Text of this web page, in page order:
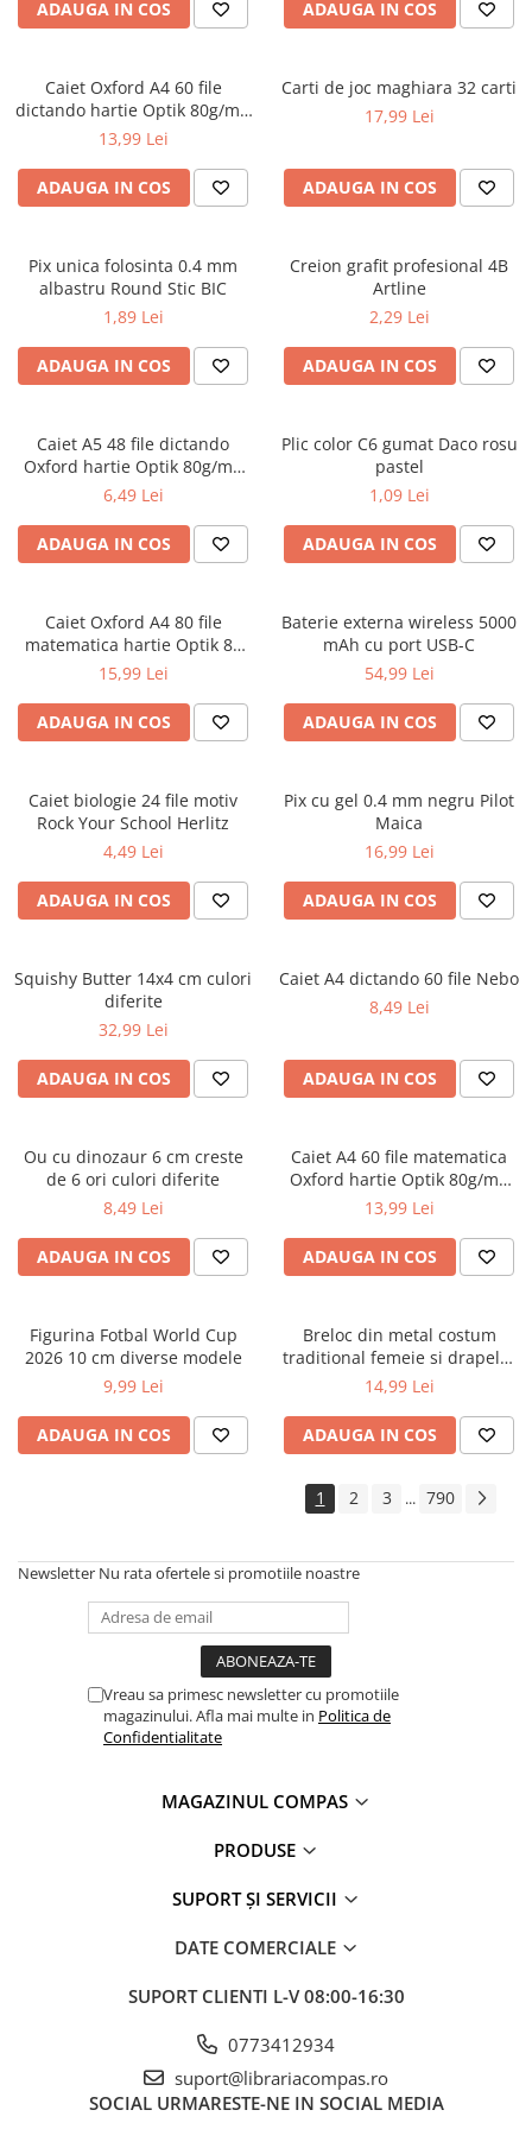
Caiete geografie și biologie
Caiete foi veline
Rezerve pentru caiete
Vocabulare
Blocuri de desen școlare
Hârtie pentru lucru manual
Rigle și Echere
Raportoare
Compasuri
Truse geometrie
Ghiozdane și rucsacuri
Ghiozdane școlare
Rucsacuri școlare și casual
Ghiozdane pentru grădinită
Penare
Penare echipate
Penare neechipate
Penare tip etui
Acuarele și pensule școlare
Pensule școlare
Pahare și palete pictură
ficțiune
Biografii și memorii
Parenting și educație
Sănătate și stil de viață
Artă și fotografie
Ghiduri și hărți
Afaceri și economie
Religie și spiritualitate
Știință și tehnologie
Gastronomie și hobby
Filosofie și eseuri
Dicționare și ghiduri de conversație
Literatură în limbi străine
Mine și rezerve
Corectoare și radiere
Instrumente de scris premium
Stilouri premium
Avioane de jucărie
Masinuțe cu telecomandă
Jucării de pluș
Jucării și articole pentru bebeluși
Jucării pentru bebeluși
Camera Bebe
Jucării pentru apă și baie
Jucării din lemn
Outdoor
Roboți
ADAUGA IN COS ADAUGA IN COS
Caiet Oxford A4 60 file
dictando hartie Optik 80g/mp
Touch Pastel
13,99 Lei
ADAUGA IN COS
Carti de joc maghiara 32 carti
17,99 Lei
ADAUGA IN COS
Pix unica folosinta 0.4 mm
albastru Round Stic BIC
1,89 Lei
ADAUGA IN COS
Creion grafit profesional 4B
Artline
2,29 Lei
ADAUGA IN COS
Caiet A5 48 file dictando
Oxford hartie Optik 80g/mp
diverse culori
6,49 Lei
ADAUGA IN COS
Plic color C6 gumat Daco rosu
pastel
1,09 Lei
ADAUGA IN COS
Caiet Oxford A4 80 file
matematica hartie Optik 80
g/mp motiv Teenager
15,99 Lei
ADAUGA IN COS
Baterie externa wireless 5000
mAh cu port USB-C
54,99 Lei
ADAUGA IN COS
Caiet biologie 24 file motiv
Rock Your School Herlitz
4,49 Lei
ADAUGA IN COS
Pix cu gel 0.4 mm negru Pilot
Maica
16,99 Lei
ADAUGA IN COS
Squishy Butter 14x4 cm culori
diferite
32,99 Lei
ADAUGA IN COS
Caiet A4 dictando 60 file Nebo
8,49 Lei
ADAUGA IN COS
Ou cu dinozaur 6 cm creste
de 6 ori culori diferite
8,49 Lei
ADAUGA IN COS
Caiet A4 60 file matematica
Oxford hartie Optik 80g/mp
motiv Touch Pastel
13,99 Lei
ADAUGA IN COS
Figurina Fotbal World Cup
2026 10 cm diverse modele
9,99 Lei
ADAUGA IN COS
Breloc din metal costum
traditional femeie si drapelul
Romaniei 9 cm
14,99 Lei
ADAUGA IN COS
1 2 3 ... 790
Newsletter Nu rata ofertele si promotiile noastre
Vreau sa primesc newsletter cu promotiile
magazinului. Afla mai multe in Politica de
Confidentialitate
MAGAZINUL COMPAS
PRODUSE
SUPORT ȘI SERVICII
DATE COMERCIALE
SUPORT CLIENTI L-V 08:00-16:30
0773412934
suport@librariacompas.ro
SOCIAL URMARESTE-NE IN SOCIAL MEDIA